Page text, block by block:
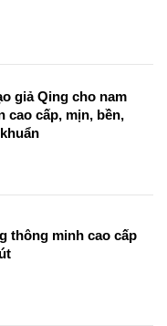
giả Qing cho nam
cao cấp, mịn, bền,
thông minh cao cấp